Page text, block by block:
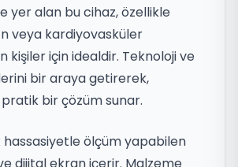
yer alan bu cihaz, özellikle
veya kardiyovasküler
kişiler için idealdir. Teknoloji ve
bir araya getirerek,
pratik bir çözüm sunar.
hassasiyetle ölçüm yapabilen